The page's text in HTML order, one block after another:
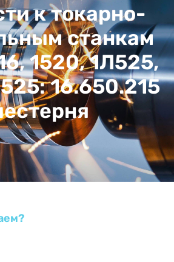
к токарно-
станкам
1520, 1Л525,
16.650.215